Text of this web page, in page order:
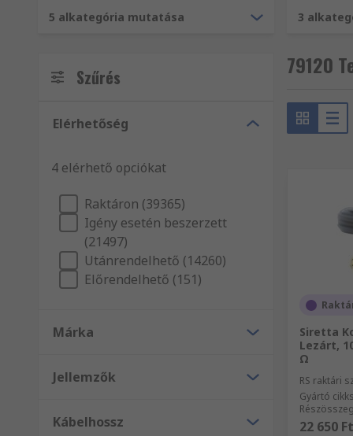
hálózati és telekommunikációs alkalmazásokhoz.
5 alkategória mutatása 3
Szűrés
Elérhetőség
4 elérhető opciókat
Raktáron (39365)
Igény esetén beszerzett
(21497)
Utánrendelhető (14260)
Előrendelhető (151)
Márka
Jellemzők
Kábelhossz
79120
Siretta
Lezárt,
Ω
RS raktári
Gyártó
22 650 Ft